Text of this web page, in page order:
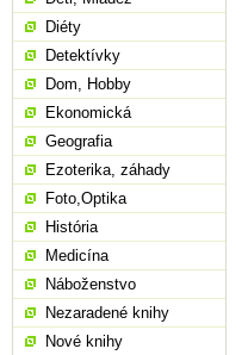
Diéty
Detektívky
Dom, Hobby
Ekonomická
Geografia
Ezoterika, záhady
Foto,Optika
História
Medicína
Náboženstvo
Nezaradené knihy
Nové knihy